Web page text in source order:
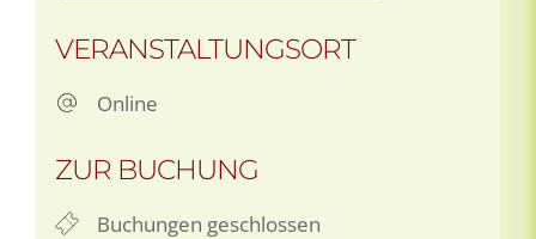
VERANSTALTUNGSORT
Online
ZUR BUCHUNG
Buchungen geschlossen